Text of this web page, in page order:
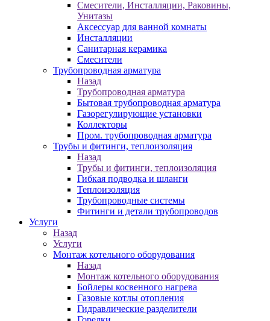
Смесители, Инсталляции, Раковины,
Унитазы
Аксессуар для ванной комнаты
Инсталляции
Санитарная керамика
Смесители
Трубопроводная арматура
Назад
Трубопроводная арматура
Бытовая трубопроводная арматура
Газорегулирующие установки
Коллекторы
Пром. трубопроводная арматура
Трубы и фитинги, теплоизоляция
Назад
Трубы и фитинги, теплоизоляция
Гибкая подводка и шланги
Теплоизоляция
Трубопроводные системы
Фитинги и детали трубопроводов
Услуги
Назад
Услуги
Монтаж котельного оборудования
Назад
Монтаж котельного оборудования
Бойлеры косвенного нагрева
Газовые котлы отопления
Гидравлические разделители